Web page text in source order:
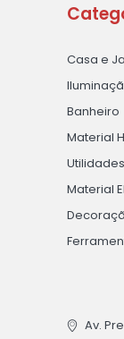
Casa e
Banheiro
Material
Material
Av.